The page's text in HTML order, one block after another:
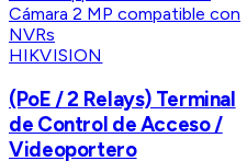
HIKVISION
(PoE / 2 Relays) Terminal
de Control de Acceso /
Videoportero